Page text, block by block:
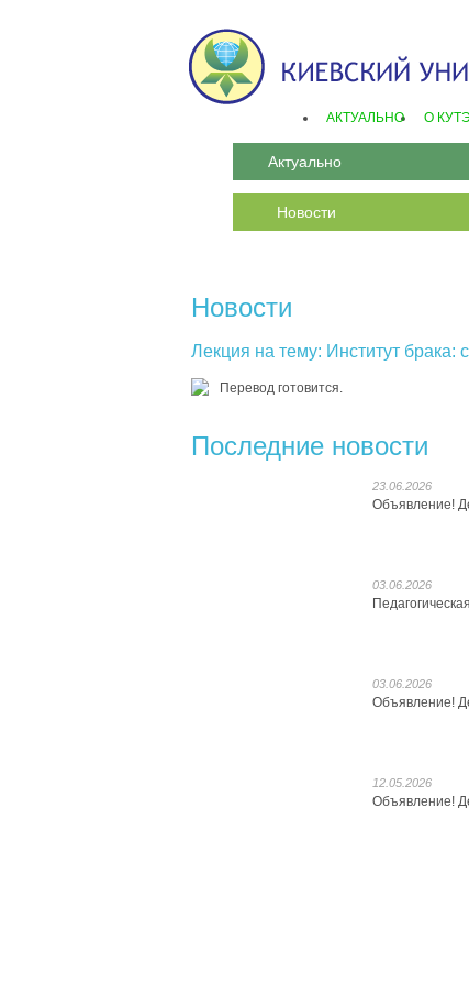
АКТУАЛЬНО О
Актуально
Новости
Новости
Лекция на тему: Институт
Перевод готовится.
Последние новости
23.06.2026
Объявление!
03.06.2026
03.06.2026
Объявление!
12.05.2026
Объявление!